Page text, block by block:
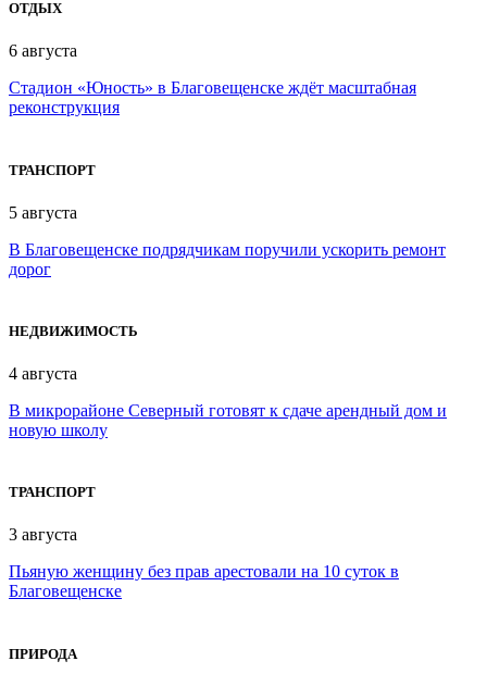
ОТДЫХ
6 августа
Стадион «Юность» в Благовещенске ждёт масштабная
реконструкция
ТРАНСПОРТ
5 августа
В Благовещенске подрядчикам поручили ускорить ремонт
дорог
НЕДВИЖИМОСТЬ
4 августа
В микрорайоне Северный готовят к сдаче арендный дом и
новую школу
ТРАНСПОРТ
3 августа
Пьяную женщину без прав арестовали на 10 суток в
Благовещенске
ПРИРОДА